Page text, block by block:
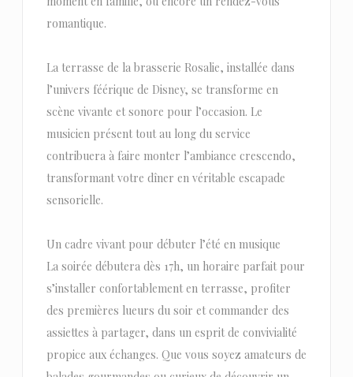
romantique.
La terrasse de la brasserie Rosalie, installée dans
l’univers féérique de Disney, se transforme en
scène vivante et sonore pour l’occasion. Le
musicien présent tout au long du service
contribuera à faire monter l’ambiance crescendo,
transformant votre dîner en véritable escapade
sensorielle.
Un cadre vivant pour débuter l’été en musique
La soirée débutera dès 17h, un horaire parfait pour
s’installer confortablement en terrasse, profiter
des premières lueurs du soir et commander des
assiettes à partager, dans un esprit de convivialité
propice aux échanges. Que vous soyez amateurs de